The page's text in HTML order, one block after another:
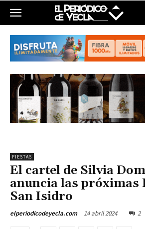
FIESTAS
El cartel de Silvia
anuncia las próximas
San Isidro
elperiodicodeyecla.com 14 abril 2024 2